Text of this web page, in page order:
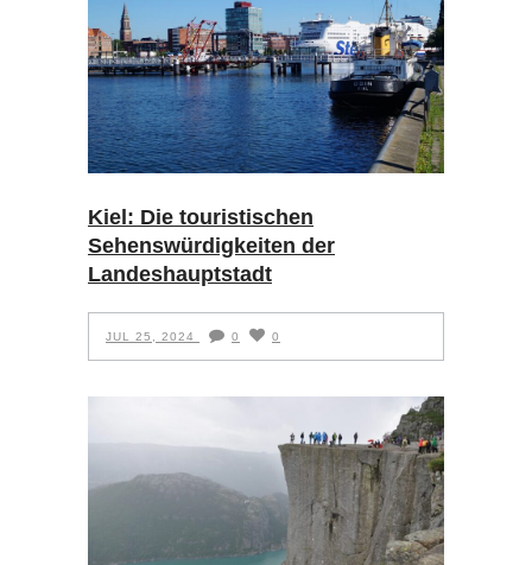
Kiel: Die touristischen
Sehenswürdigkeiten der
Landeshauptstadt
JUL 25, 2024 0 0